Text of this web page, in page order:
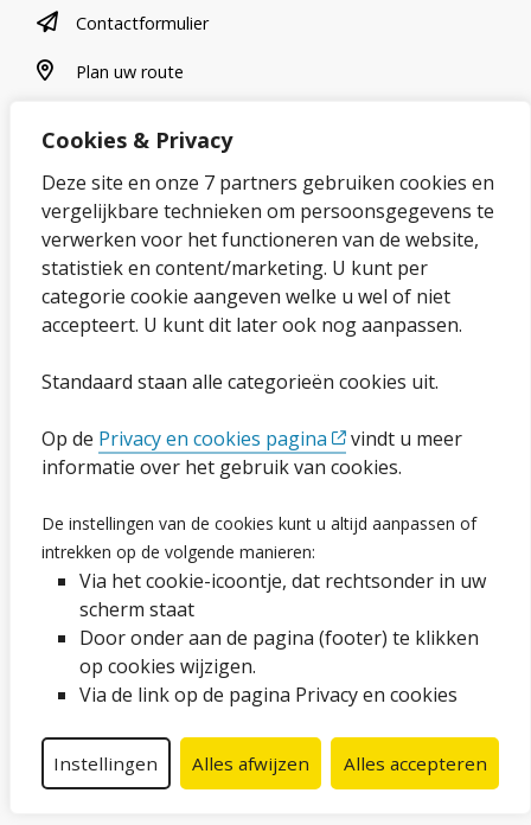
Cookies & Privacy
Deze site en onze 7 partners gebruiken cookies en
vergelijkbare technieken om persoonsgegevens te
verwerken voor het functioneren van de website,
statistiek en content/marketing. U kunt per
categorie cookie aangeven welke u wel of niet
accepteert. U kunt dit later ook nog aanpassen.
Standaard staan alle categorieën cookies uit.
Op de Privacy en cookies pagina
vindt u meer
informatie over het gebruik van cookies.
De instellingen van de cookies kunt u altijd aanpassen of
intrekken op de volgende manieren:
Via het cookie-icoontje, dat rechtsonder in uw
scherm staat
Door onder aan de pagina (footer) te klikken
op cookies wijzigen.
Via de link op de pagina Privacy en cookies
Instellingen Alles afwijzen Alles accepteren
contactformulier
Contactformulier
plan uw route
Plan uw route
Over onze website
Sitemap
Privacybeleid en cookies
Cookies wijzigen
Ga naar de pagina
Proclaimer en copyright
Webarchief
Volg ons op social media
Facebook
LinkedInInstagram
YouTube